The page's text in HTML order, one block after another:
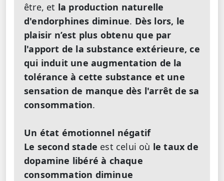
être, et la production naturelle
d'endorphines diminue. Dès lors, le
plaisir n’est plus obtenu que par
l'apport de la substance extérieure, ce
qui induit une augmentation de la
tolérance à cette substance et une
sensation de manque dès l'arrêt de sa
consommation.
Un état émotionnel négatif
Le second stade est celui où le taux de
dopamine libéré à chaque
consommation diminue